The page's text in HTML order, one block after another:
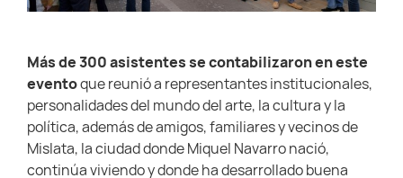
Más de 300 asistentes se contabilizaron en este
eventoque reunió a representantes institucionales,
personalidades del mundo del arte, la cultura y la
política, además de amigos, familiares y vecinos de
Mislata, la ciudad donde Miquel Navarro nació,
continúa viviendo y donde ha desarrollado buena